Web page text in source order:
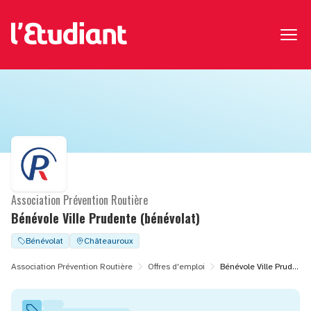
Bénévole Ville Prudente (bénévolat)
Association Prévention Routière
Bénévolat Châteauroux
Association Prévention Routière Offres d'emploi Bénévole Ville Prudente (bénévolat)